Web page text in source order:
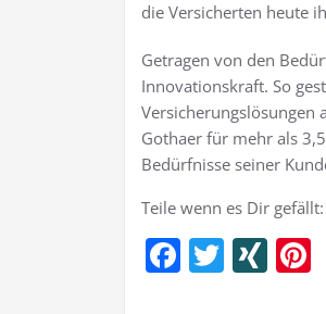
die Versicherten heute
Getragen von den
Innovationskraft. So
Versicherungslösungen
Gothaer für mehr als
Bedürfnisse seiner
Teile wenn es Dir gefällt:
Facebook
Twitter
XING